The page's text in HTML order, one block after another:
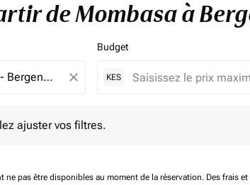
de Mombasa à
close
Budget
KES
ajuster vos filtres.
ne pas être disponibles au moment de la réservation. Des frais